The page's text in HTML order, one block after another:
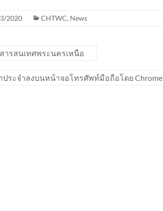
2020 CHTWC, News
ารสนเทศพระนครเหนือ
ประจำลงบนหน้าจอโทรศัพท์มือถือโดย Chrome